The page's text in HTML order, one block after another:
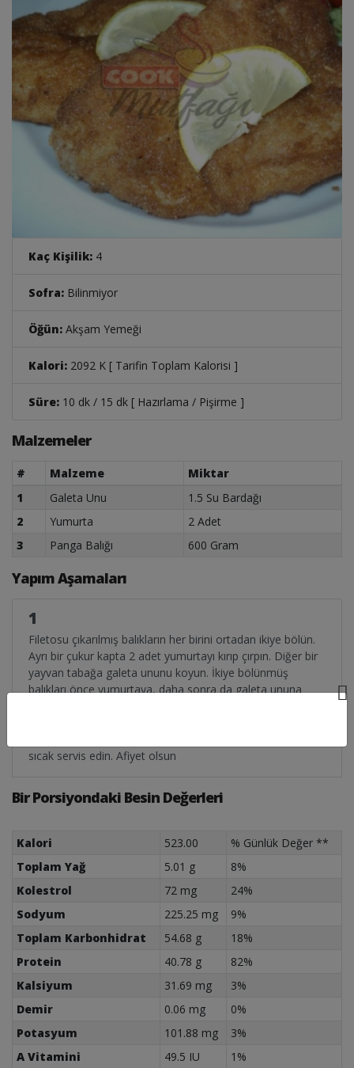
Kaç Kişilik: 4
Sofra: Bilinmiyor
Öğün: Akşam Yemeği
Kalori: 2092 K [ Tarifin Toplam Kalorisi ]
Süre: 10 dk / 15 dk [ Hazırlama / Pişirme ]
Malzemeler
# Malzeme
Miktar
1
Galeta Unu
1.5 Su Bardağı
2
Yumurta
2 Adet
3
Panga Balığı 600 Gram
Yapım Aşamaları
1
Filetosu çıkarılmış balıkların her birini ortadan ikiye bölün.
Ayrı bir çukur kapta 2 adet yumurtayı kırıp çırpın. Diğer bir
yayvan tabağa galeta ununu koyun. İkiye bölünmüş
balıkları önce yumurtaya, daha sonra da galeta ununa
sıcak servis edin. Afiyet olsun
Bir Porsiyondaki Besin Değerleri
Kalori 523.00
% Günlük Değer **
Toplam Yağ
5.01 g
8%
Kolestrol
72 mg
24%
Sodyum
225.25 mg
9%
Toplam Karbonhidrat
54.68 g
18%
Protein
40.78 g
82%
Kalsiyum
31.69 mg
3%
Demir
0.06 mg
0%
Potasyum
101.88 mg
3%
A Vitamini
49.5 IU
1%